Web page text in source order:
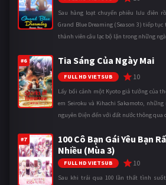
Sau hàng loạt chuyến phiêu lưu điên
Grand Blue Dreaming (Season 3) tiếp tục
thành viên câu lạc bộ lặn trong những
#6 Tia Sáng Của Ngày Mai
FULL HD VIETSUB 10
Lấy bối cảnh một Kyoto giả tưởng của
em Seiroku và Kihachi Sakamoto,
nguyên Điện đến với đất nước thông qua
#7
100 Cô Bạn Gái Yêu Bạn
Nhiều (Mùa 3)
FULL HD VIETSUB 10
Sau khi trải qua 100 lần thất tình